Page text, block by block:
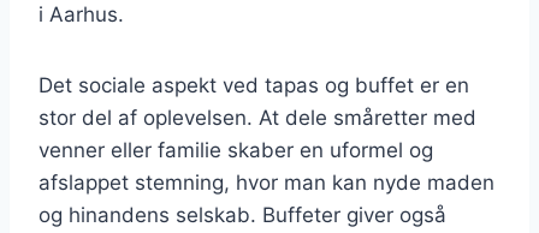
i Aarhus.
Det sociale aspekt ved tapas og buffet er en
stor del af oplevelsen. At dele småretter med
venner eller familie skaber en uformel og
afslappet stemning, hvor man kan nyde maden
og hinandens selskab. Buffeter giver også